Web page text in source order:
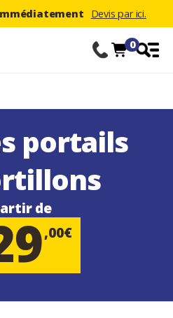
Devis par ici.
0
portails
de
,00€